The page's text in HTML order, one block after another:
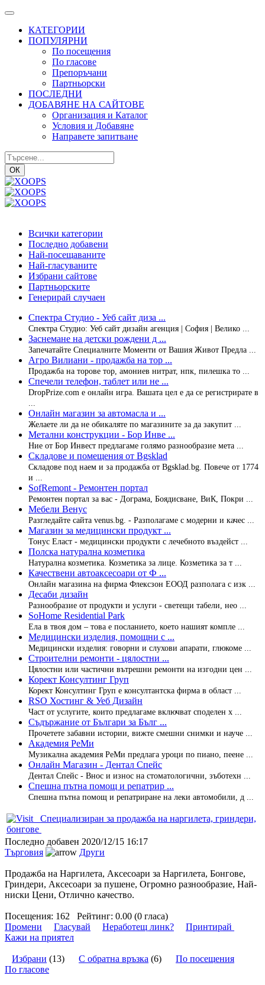
КАТЕГОРИИ
ПОПУЛЯРНИ
По посещения
По гласове
Препоръчани
Партньорски
ПОСЛЕДНИ
ДОБАВЯНЕ НА САЙТОВЕ
Организация и Каталог
Условия и Добавяне
Направете запитване
ОК
Всички категории
Последно добавени
Най-посещаваните
Най-гласуваните
Избрани сайтове
Партньорските
Генерирай случаен
Спектра Студио - Уеб сайт диза ...
Спектра Студио: Уеб сайт дизайн агенция | София | Велико ...
Заснемане на детски рождени д ...
Запечатайте Специалните Моменти от Вашия Живот Предла ...
Агро Вилиани - продажба на тор ...
Продажба на торове тор, амониев нитрат, нпк, пилешка то ...
Спечели телефон, таблет или не ...
DropPrize.com е онлайн игра. Вашата цел е да се регистрирате в
Онлайн магазин за автомасла и ...
Желаете ли да не обикаляте по магазините за да закупит ...
Метални конструкции - Бор Инве ...
Ние от Бор Инвест предлагаме голямо разнообразие мета ...
Складове и помещения от Bgsklad
Складове под наем и за продажба от Bgsklad.bg. Повече от 1774
и ...
SofRemont - Ремонтен портал
Ремонтен портал за вас - Дограма, Боядисване, ВиК, Покри ...
Мебели Венус
Разгледайте сайта venus.bg. - Разполагаме с модерни и качес ...
Магазин за медицински продукт ...
Тонус Еласт - медицински продукти с лечебното въздейст ...
Полска натурална козметика
Натурална козметика. Козметика за лице. Козметика за т ...
Качествени автоаксесоари от Ф ...
Онлайн магазина на фирма Флексзон ЕООД разполага с изк ...
Десаби дизайн
Разнообразие от продукти и услуги - светещи табели, нео ...
SoHome Residential Park
Ела в твоя дом – това е посланието, което нашият компле ...
Медицински изделия, помощни с ...
Медицински изделия: говорни и слухови апарати, глюкоме ...
Строителни ремонти - цялостни ...
Цялостни или частични вътрешни ремонти на изгодни цен ...
Корект Консултинг Груп
Корект Консултинг Груп е консултантска фирма в област ...
RSO Хостинг & Уеб Дизайн
Част от услугите, които предлагаме включват споделен х ...
Съдържание от Българи за Бълг ...
Прочетете забавни истории, вижте смешни снимки и науче ...
Академия РеМи
Музикална академия РеМи предлага уроци по пиано, пеене ...
Онлайн Магазин - Дентал Спейс
Дентал Спейс - Внос и износ на стоматологични, зъботехн ...
Спешна пътна помощ и репатрир ...
Спешна пътна помощ и репатриране на леки автомобили, д ...
Специализиран за продажба на наргилета, гриндери,
бонгове
Последно добавен 2020/12/15 16:17
Търговия
Други
Продажба на Наргилета, Аксесоари за Наргилета, Бонгове,
Гриндери, Аксесоари за пушене, Огромно разнообразие, Най-
ниски Цени, Отлично качество.
Посещения: 162 Рейтинг: 0.00 (0 гласа)
Промени
Гласувай Неработещ линк?
Принтирай
Кажи на приятел
Избрани (13) С обратна връзка (6) По посещения
По гласове